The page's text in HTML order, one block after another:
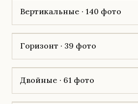
Вертикальные · 140 фото
Горизонт · 39 фото
Двойные · 61 фото